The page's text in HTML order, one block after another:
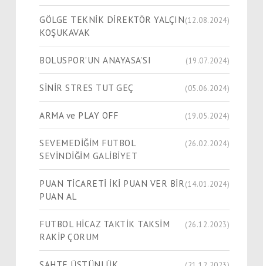
GÖLGE TEKNİK DİREKTÖR YALÇIN
KOŞUKAVAK
(12.08.2024)
BOLUSPOR’UN ANAYASA’SI (19.07.2024)
SİNİR STRES TUT GEÇ (05.06.2024)
ARMA ve PLAY OFF (19.05.2024)
SEVEMEDİĞİM FUTBOL
SEVİNDİĞİM GALİBİYET
(26.02.2024)
PUAN TİCARETİ İKİ PUAN VER BİR
PUAN AL
(14.01.2024)
FUTBOL HİCAZ TAKTİK TAKSİM
RAKİP ÇORUM
(26.12.2023)